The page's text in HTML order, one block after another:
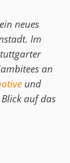
neues
Im
an
und
auf das